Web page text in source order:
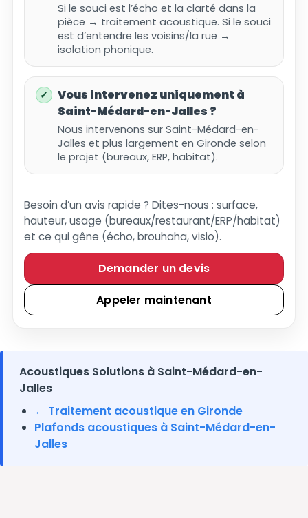
Si le souci est l’écho et la clarté dans la
pièce → traitement acoustique. Si le souci
est d’entendre les voisins/la rue →
isolation phonique.
Vous intervenez uniquement à
Saint-Médard-en-Jalles ?
Nous intervenons sur Saint-Médard-en-
Jalles et plus largement en Gironde selon
le projet (bureaux, ERP, habitat).
Besoin d’un avis rapide ? Dites-nous : surface,
hauteur, usage (bureaux/restaurant/ERP/habitat)
et ce qui gêne (écho, brouhaha, visio).
Demander un devis
Appeler maintenant
Acoustiques Solutions à Saint-Médard-en-
Jalles
← Traitement acoustique en Gironde
Plafonds acoustiques à Saint-Médard-en-
Jalles